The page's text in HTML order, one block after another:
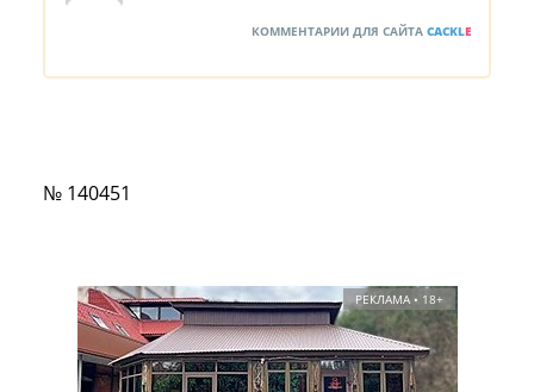
КОММЕНТАРИИ ДЛЯ САЙТА CACKLE
№ 140451
РЕКЛАМА • 18+